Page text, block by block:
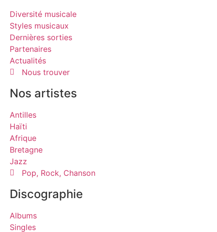
Diversité musicale
Styles musicaux
Dernières sorties
Partenaires
Actualités
Nous trouver
Nos artistes
Antilles
Haïti
Afrique
Bretagne
Jazz
Pop, Rock, Chanson
Discographie
Albums
Singles